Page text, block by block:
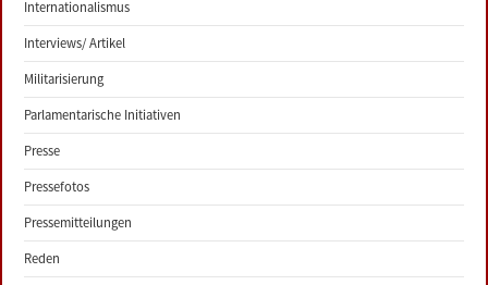
Internationalismus
Interviews/ Artikel
Militarisierung
Parlamentarische Initiativen
Presse
Pressefotos
Pressemitteilungen
Reden